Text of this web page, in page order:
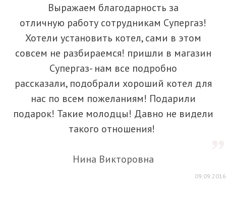
Выражаем благодарность за
отличную работу сотрудникам Супергаз!
Хотели установить котел, сами в этом
совсем не разбираемся! пришли в магазин
Супергаз- нам все подробно
рассказали, подобрали хороший котел для
нас по всем пожеланиям! Подарили
подарок! Такие молодцы! Давно не видели
такого отношения!
Нина Викторовна
09.09.2016